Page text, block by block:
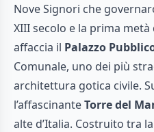
Nove Signori che
XIII secolo e la prima metà
affaccia il Palazzo
Comunale, uno dei più
architettura gotica civile.
l’affascinanteTorre del
alte d’Italia. Costruito tra